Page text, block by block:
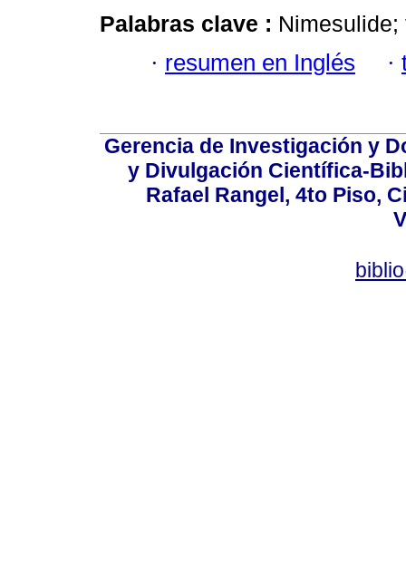
Palabras clave :
· resumen en Inglés ·
Gerencia de Investigación y
y Divulgación Científica-
Rafael Rangel, 4to Piso,